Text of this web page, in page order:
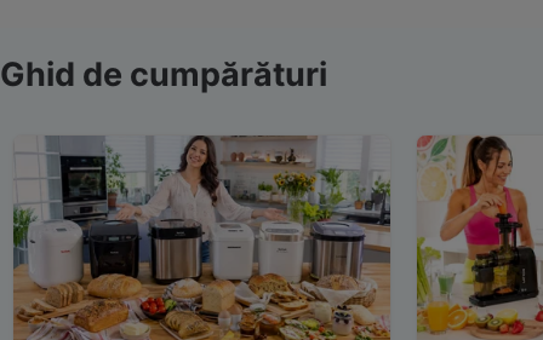
Ghid de cumpărături